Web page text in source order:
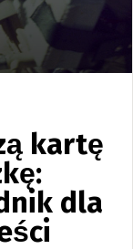
kartę
dla